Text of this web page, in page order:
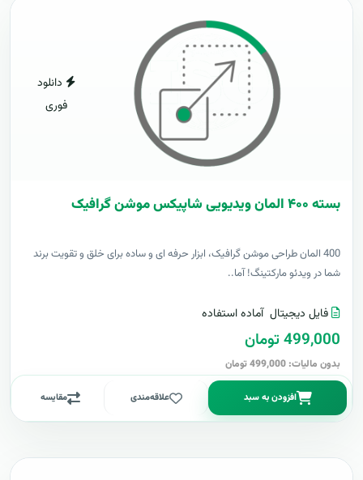
دانلود
فوری
بسته ۴۰۰ المان ویدیویی شاپیکس موشن گرافیک
400 المان طراحی موشن گرافیک، ابزار حرفه ای و ساده برای خلق و تقویت برند
شما در ویدئو مارکتینگ! آما..
فایل دیجیتال آماده استفاده
499,000 تومان
بدون مالیات: 499,000 تومان
افزودن به سبد علاقه‌مندی مقایسه